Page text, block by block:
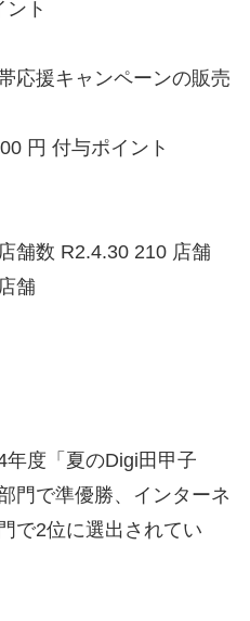
ント
応援キャンペーンの販売
円 付与ポイント
舗数 R2.4.30 210 店舗
舗
年度「夏のDigi田甲子
門で準優勝、インターネ
で2位に選出されてい